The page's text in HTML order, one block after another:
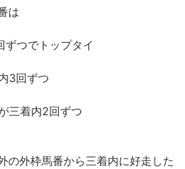
は
ずつでトップタイ
3回ずつ
三着内2回ずつ
の外枠馬番から三着内に好走した